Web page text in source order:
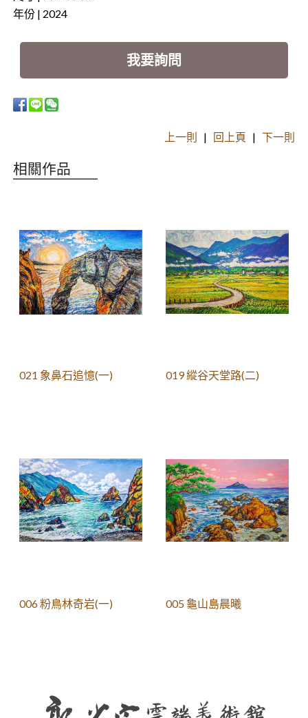
年份 | 2024
我要詢問
上一則 | 回上頁 |下一則
相關作品
021 象鼻石追憶(一) 019 縱谷天堂路(二)
006 粉鳥林奇岩(一) 005 龜山島晨曦